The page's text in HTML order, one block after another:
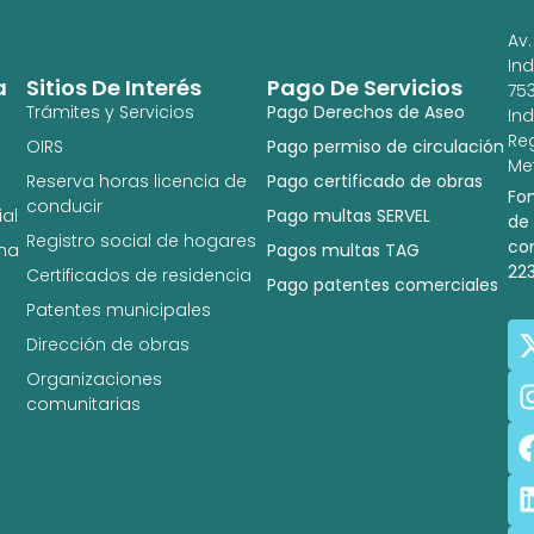
Pago De Servicios
Pago Derechos de Aseo
Pago permiso de circulación
Pago certificado de obras
Pago multas SERVEL
Pagos multas TAG
Pago patentes comerciales
Sitios De Interés
Trámites y Servicios
OIRS
Reserva horas licencia de
conducir
Registro social de hogares
Certificados de residencia
Patentes municipales
Dirección de obras
Organizaciones
comunitarias
Av.
de